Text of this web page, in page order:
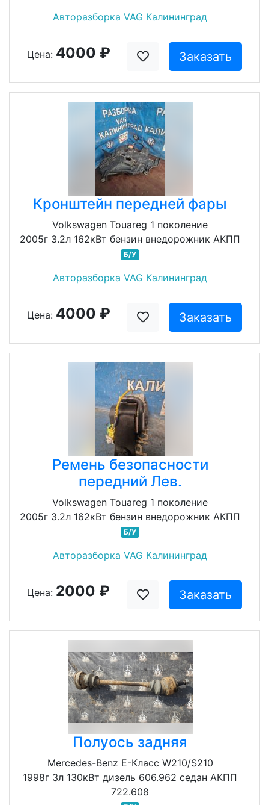
Авторазборка VAG Калининград
Цена: 4000 ₽ Заказать
Кронштейн передней фары
Volkswagen Touareg 1 поколение
2005г 3.2л 162кВт бензин внедорожник АКПП
Б/У
Авторазборка VAG Калининград
Цена: 4000 ₽ Заказать
Ремень безопасности
передний Лев.
Volkswagen Touareg 1 поколение
2005г 3.2л 162кВт бензин внедорожник АКПП
Б/У
Авторазборка VAG Калининград
Цена: 2000 ₽ Заказать
Полуось задняя
Mercedes-Benz E-Класс W210/S210
1998г 3л 130кВт дизель 606.962 седан АКПП
722.608